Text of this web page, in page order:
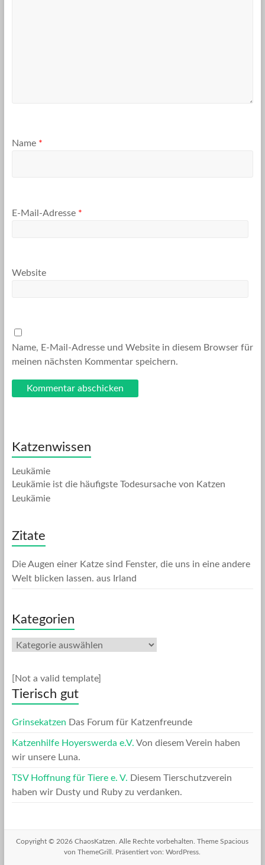
Name *
E-Mail-Adresse *
Website
Name, E-Mail-Adresse und Website in diesem Browser für
meinen nächsten Kommentar speichern.
Katzenwissen
Leukämie
Leukämie ist die häufigste Todesursache von Katzen
Leukämie
Zitate
Die Augen einer Katze sind Fenster, die uns in eine andere
Welt blicken lassen. aus Irland
Kategorien
Kategorien
[Not a valid template]
Tierisch gut
Grinsekatzen Das Forum für Katzenfreunde
Katzenhilfe Hoyerswerda e.V. Von diesem Verein haben
wir unsere Luna.
TSV Hoffnung für Tiere e. V. Diesem Tierschutzverein
haben wir Dusty und Ruby zu verdanken.
Copyright © 2026ChaosKatzen . Alle Rechte vorbehalten. ThemeSpacious
von ThemeGrill. Präsentiert von:WordPress